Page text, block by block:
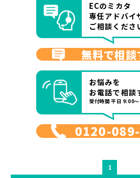
ECのミカタ
専任アドバイ
ご相談くださ
無料で相談
お悩みを
お電話で相談
受付時間 平日 9:00
0120-
1